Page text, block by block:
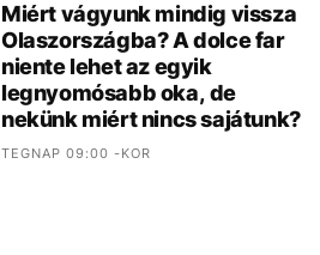
Miért vágyunk mindig vissza
Olaszországba? A dolce far
niente lehet az egyik
legnyomósabb oka, de
nekünk miért nincs sajátunk?
TEGNAP 09:00 -KOR